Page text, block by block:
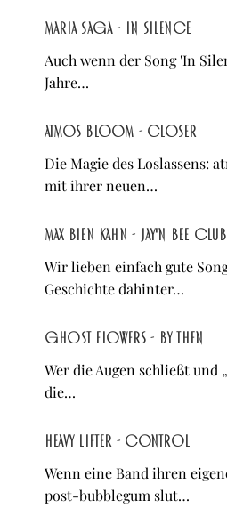
MARIA SAGA - In Silence
Auch wenn der Song 'In
Jahre…
atmos bloom - Closer
Die Magie des Loslassens:
mit ihrer neuen…
Max Bien Kahn - Jay'n Bee Club
Wir lieben einfach gute
Geschichte dahinter…
Ghost Flowers - By Then
Wer die Augen schließt und
die…
Heavy Lifter - control
Wenn eine Band ihren
post-bubblegum slut…